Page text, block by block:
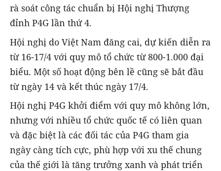
rà soát công tác chuẩn bị Hội nghị Thượng
đỉnh P4G lần thứ 4.
Hội nghị do Việt Nam đăng cai, dự kiến diễn ra
từ 16-17/4 với quy mô tổ chức từ 800-1.000 đại
biểu. Một số hoạt động bên lề cũng sẽ bắt đầu
từ ngày 14 và kết thúc ngày 17/4.
Hội nghị P4G khởi điểm với quy mô không lớn,
nhưng với nhiều tổ chức quốc tế có liên quan
và đặc biệt là các đối tác của P4G tham gia
ngày càng tích cực, phù hợp với xu thế chung
của thế giới là tăng trưởng xanh và phát triển